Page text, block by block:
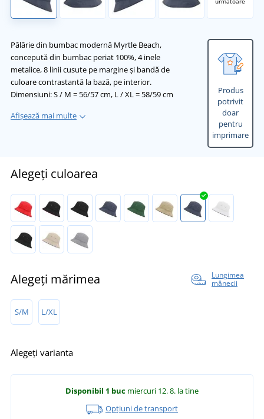
Pălărie din bumbac modernă Myrtle Beach,
concepută din bumbac periat 100%, 4 inele
metalice, 8 linii cusute pe margine și bandă de
culoare contrastantă la bază, pe interior.
Dimensiuni: S / M = 56/57 cm, L / XL = 58/59 cm
Afișează mai multe
Produs
potrivit
doar
pentru
imprimare
Alegeți culoarea
Alegeți mărimea
Lungimea
mânecii
S/M L/XL
Alegeți varianta
Disponibil 1 buc miercuri 12. 8. la tine
Opțiuni de transport